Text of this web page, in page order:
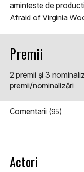
aminteste de
Afraid of Virginia
Premii
2 premii şi 3
premii/nominalizări
Comentarii (95)
Actori